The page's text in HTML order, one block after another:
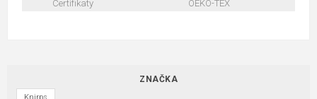
Certifikaty
OEKO-TEX
ZNAČKA
Knirps